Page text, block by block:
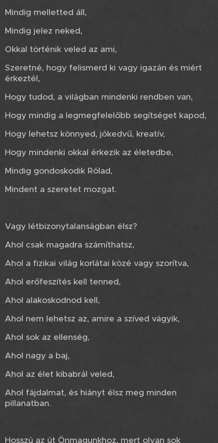
Mindig melletted áll,
Mindig jelez neked,
Okkal történik veled az ami,
Szeretné, hogy felismerd ki vagy igazán és miért
érkeztél,
Hogy tudod, a világban mindenki rendben van,
Hogy mindig a legmegfelelőbb segítséget kapod,
Hogy lehetsz könnyed, jókedvű, kreatív,
Hogy mindenki okkal érkezik az életedbe,
Mindig gondoskodik Rólad,
Mindent a szeretet mozgat.
Vagy létbizonytalanságban élsz?
Ahol csak magadra számíthatsz,
Ahol a fizikai világ korlátai közé vagy szorítva,
Ahol erőfeszítés kell tenned,
Ahol alakoskodnod kell,
Ahol nem lehetsz az, amire a szíved vágyik,
Ahol sok az ellenség,
Ahol nagy a baj,
Ahol az élet kibabrál veled,
Ahol fájdalmat, és hiányt élsz meg minden
pillanatban.
Hosszú az út Önmagunkhoz, mert olyan sok